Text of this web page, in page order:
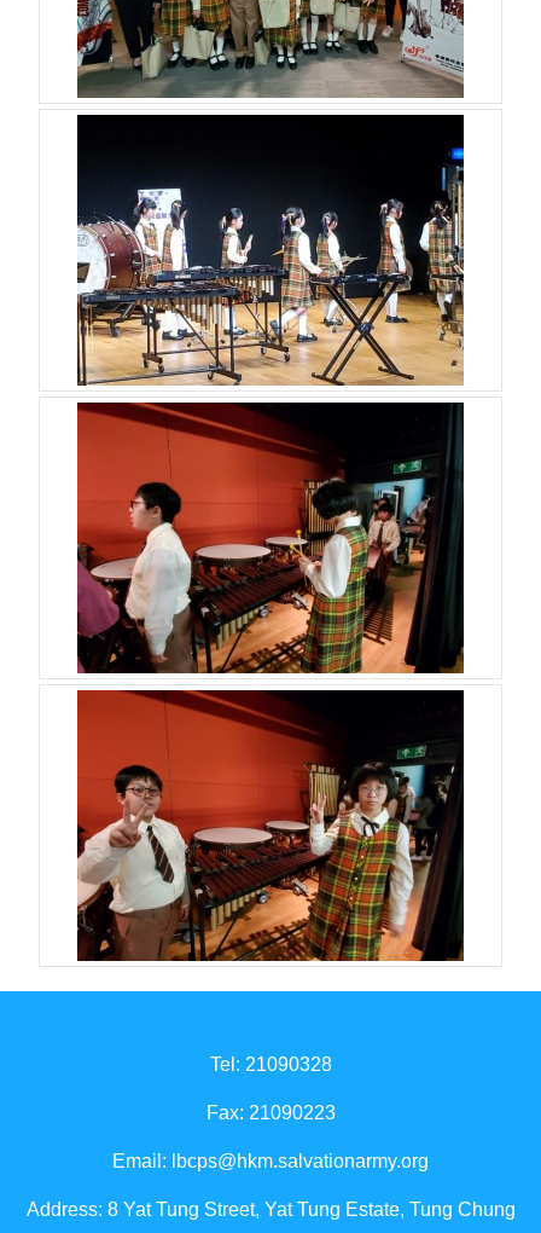
Tel: 21090328
Fax: 21090223
Email: lbcps@hkm.salvationarmy.org
Address: 8 Yat Tung Street, Yat Tung Estate, Tung Chung